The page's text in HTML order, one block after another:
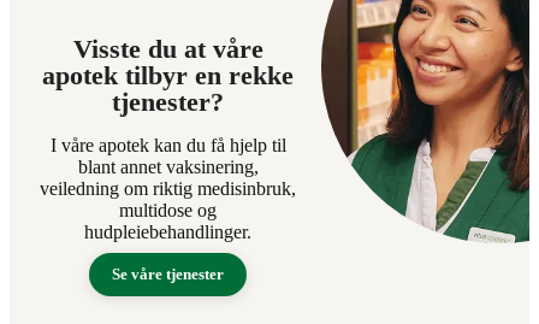
Visste du at våre
apotek tilbyr en rekke
tjenester?
I våre apotek kan du få hjelp til
blant annet vaksinering,
veiledning om riktig medisinbruk,
multidose og
hudpleiebehandlinger.
Se våre tjenester